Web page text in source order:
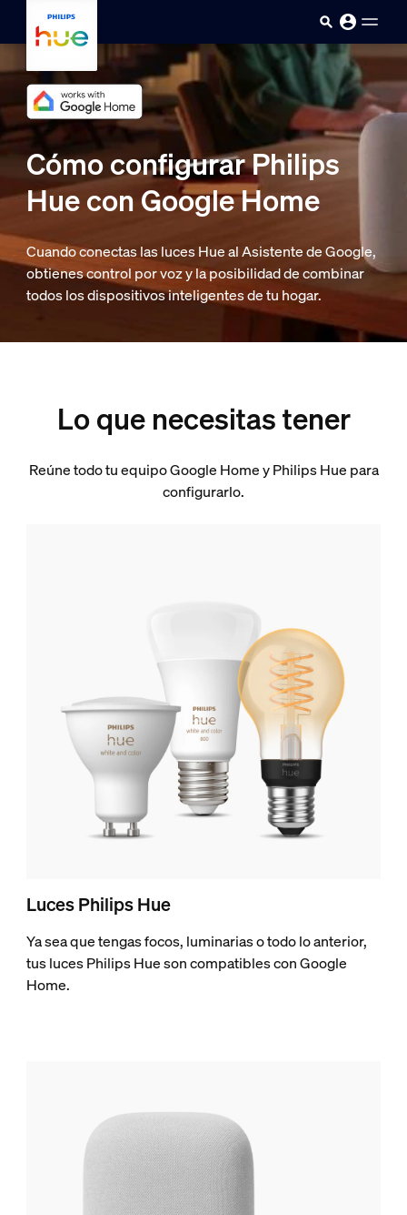
Saltar al contenido principal
Cómo configurar Philips
Hue con Google Home
Cuando conectas las luces Hue al Asistente de Google,
obtienes control por voz y la posibilidad de combinar
todos los dispositivos inteligentes de tu hogar.
Lo que necesitas tener
Reúne todo tu equipo Google Home y Philips Hue para
configurarlo.
Luces Philips Hue
Ya sea que tengas focos, luminarias o todo lo anterior,
tus luces Philips Hue son compatibles con Google
Home.